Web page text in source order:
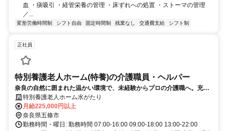
血 ・痰吸引 ・経管栄養の管理 ・床ずれへの処置 ・ストーマの管理
／...
変形労働時間制 シフト自由 固定時間制 残業なし 交通費支給 シフト制
正社員
特別養護老人ホーム(特養)の介護職員・ヘルパー
奈良の自然に囲まれた温かい環境で、未経験からプロの介護職へ。充実
のサポートで着実に成長できます。
特別養護老人ホーム水がたり
月給225,000円以上
奈良県五條市
勤務時間・曜日: 勤務時間 07:00-16:00 09:00-18:00 13:00-22:00